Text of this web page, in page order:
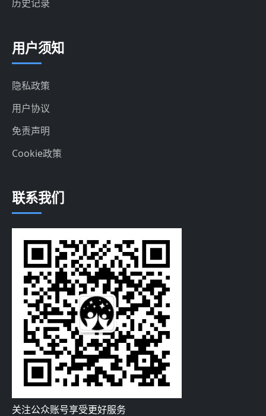
历史记录
用户须知
隐私政策
用户协议
免责声明
Cookie政策
联系我们
关注公众账号享受更好服务